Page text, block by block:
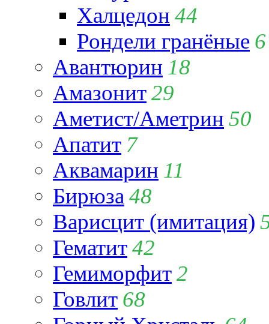
Халцедон 44
Рондели гранёные 6
Авантюрин 18
Амазонит29
Аметист/Аметрин 50
Апатит 7
Аквамарин 11
Бирюза 48
Варисцит (имитация)
Гематит42
Гемиморфит2
Говлит 68